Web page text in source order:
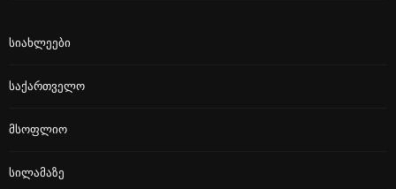
Სიახლეები
Საქართველო
Მსოფლიო
Სილამაზე